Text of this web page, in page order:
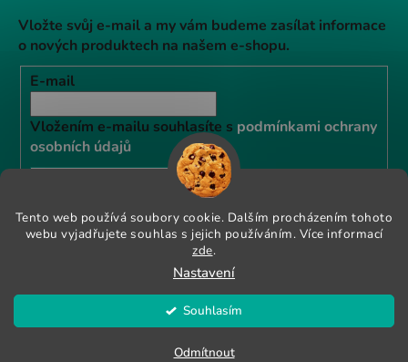
Tento web používá soubory cookie. Dalším procházením tohoto
webu vyjadřujete souhlas s jejich používáním. Více informací
zde.
Nastavení
Odmítnout
Souhlasím
Vložte svůj e-mail a my vám budeme zasílat informace
o nových produktech na našem e-shopu.
E-mail
Vložením e-mailu souhlasíte s podmínkami ochrany
osobních údajů
Vytvořil Shoptet
Vetexpert shop